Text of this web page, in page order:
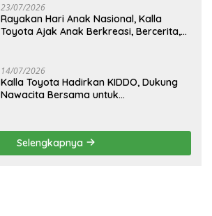
23/07/2026
Rayakan Hari Anak Nasional, Kalla
Toyota Ajak Anak Berkreasi, Bercerita,
14/07/2026
Kalla Toyota Hadirkan KIDDO, Dukung
Nawacita Bersama untuk
Selengkapnya